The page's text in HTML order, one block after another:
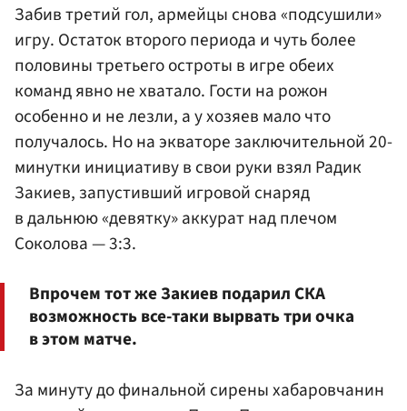
Забив третий гол, армейцы снова «подсушили»
игру. Остаток второго периода и чуть более
половины третьего остроты в игре обеих
команд явно не хватало. Гости на рожон
особенно и не лезли, а у хозяев мало что
получалось. Но на экваторе заключительной 20-
минутки инициативу в свои руки взял Радик
Закиев, запустивший игровой снаряд
в дальнюю «девятку» аккурат над плечом
Соколова — 3:3.
Впрочем тот же Закиев подарил СКА
возможность все-таки вырвать три очка
в этом матче.
За минуту до финальной сирены хабаровчанин